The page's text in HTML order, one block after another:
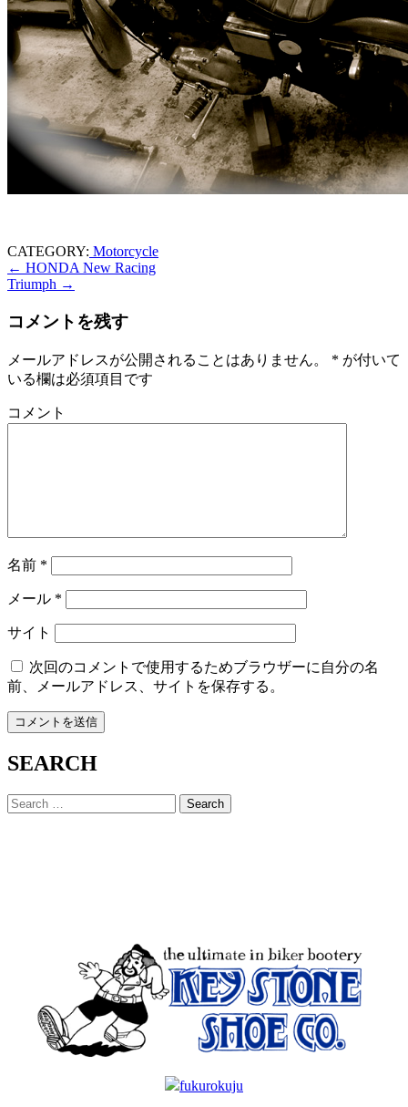
CATEGORY: Motorcycle
← HONDA New Racing
Triumph →
コメントを残す
メールアドレスが公開されることはありません。 * が付いて
いる欄は必須項目です
コメント
名前 *
メール *
サイト
次回のコメントで使用するためブラウザーに自分の名
前、メールアドレス、サイトを保存する。
SEARCH
fukurokuju